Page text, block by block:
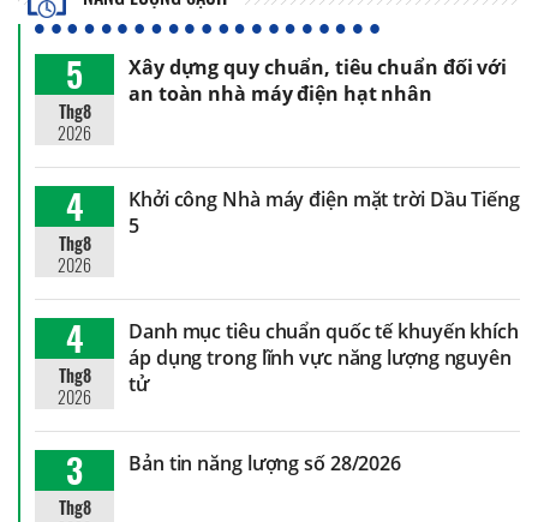
5
Thg8
2026
Xây dựng quy chuẩn, tiêu chuẩn đối với
an toàn nhà máy điện hạt nhân
4
Thg8
2026
Khởi công Nhà máy điện mặt trời Dầu Tiếng
5
4
Thg8
2026
Danh mục tiêu chuẩn quốc tế khuyến khích
áp dụng trong lĩnh vực năng lượng nguyên
tử
3
Thg8
Bản tin năng lượng số 28/2026